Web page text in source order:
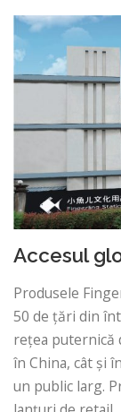
Accesul
Produsele
50 de țări din
rețea puternică
în ​​China, cât și
un public larg.